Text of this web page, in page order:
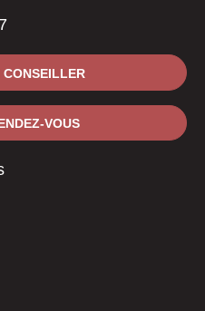
CONSEILLER
VOUS